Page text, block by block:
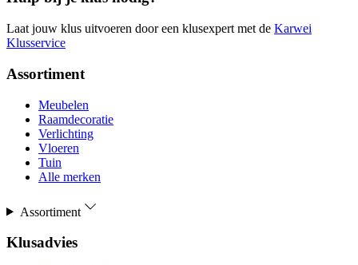
Laat jouw klus uitvoeren door een klusexpert met de Karwei
Klusservice
Assortiment
Meubelen
Raamdecoratie
Verlichting
Vloeren
Tuin
Alle merken
Assortiment
Klusadvies